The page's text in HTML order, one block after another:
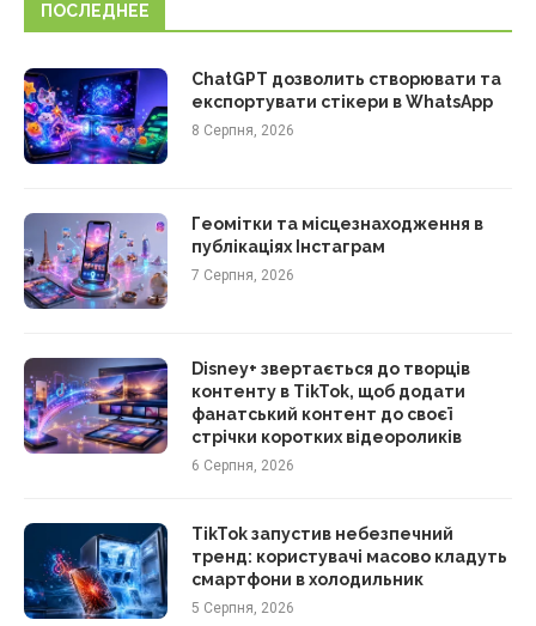
ПОСЛЕДНЕЕ
ChatGPT дозволить створювати та
експортувати стікери в WhatsApp
8 Серпня, 2026
Геомітки та місцезнаходження в
публікаціях Інстаграм
7 Серпня, 2026
Disney+ звертається до творців
контенту в TikTok, щоб додати
фанатський контент до своєї
стрічки коротких відеороликів
6 Серпня, 2026
TikTok запустив небезпечний
тренд: користувачі масово кладуть
смартфони в холодильник
5 Серпня, 2026